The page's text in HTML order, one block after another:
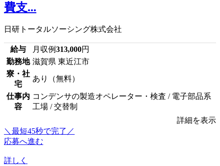
費支...
日研トータルソーシング株式会社
給与 月収例313,000円
勤務地 滋賀県 東近江市
寮・社
宅
あり（無料）
仕事内
容
コンデンサの製造オペレーター・検査 / 電子部品系
工場 / 交替制
詳細を表示
＼最短45秒で完了／
応募へ進む
詳しく